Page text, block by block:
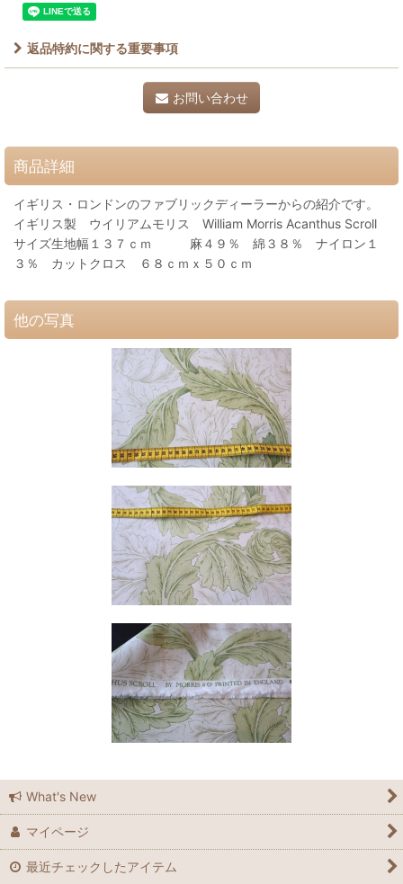
返品特約に関する重要事項
お問い合わせ
商品詳細
イギリス・ロンドンのファブリックディーラーからの紹介です。
イギリス製 ウイリアムモリス William Morris Acanthus Scroll
サイズ生地幅１３７ｃｍ 麻４９％ 綿３８％ ナイロン１
３％ カットクロス ６８ｃｍｘ５０ｃｍ
他の写真
What's New
マイページ
最近チェックしたアイテム